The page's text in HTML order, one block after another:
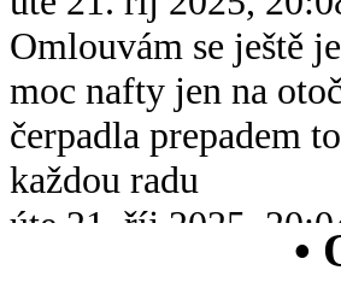
Omlouvám se ještě
moc nafty jen na
čerpadla prepadem
každou radu
úte 21. říj 2025,
Dobrý večer všem•